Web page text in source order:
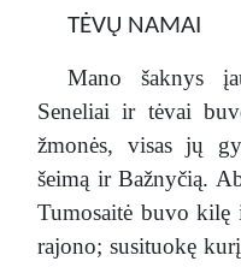
TĖVŲ NAMAI
Mano šaknys
Seneliai ir tėvai
žmonės, visas jų
šeimą ir Bažnyčią.
Tumosaitė buvo
rajono; susituokę